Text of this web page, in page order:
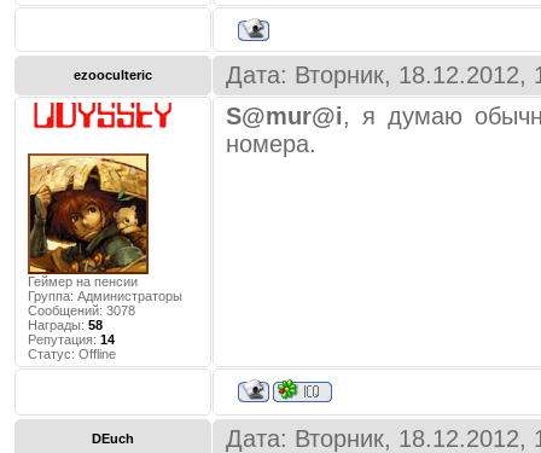
ezooculteric Дата: Вторник,
Геймер на пенсии
Группа: Администраторы
Сообщений: 3078
Награды: 58
Репутация: 14
Статус: Offline
S@mur@i, я думаю
номера.
DEuch Дата: Вторник,